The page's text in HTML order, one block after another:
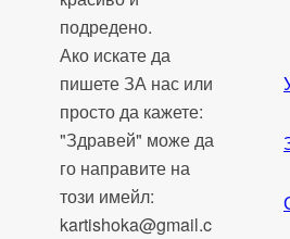
подредено.
Ако искате да
пишете ЗА нас или
просто да кажете:
"Здравей" може да
го направите на
този имейл:
kartishoka@gmail.c